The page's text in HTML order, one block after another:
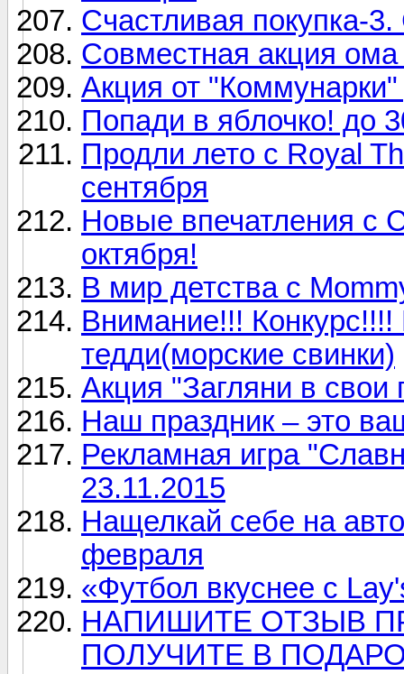
Счастливая покупка-
Совместная акция
Акция от "Коммунарки"
Попади в яблочко! до
Продли лето с Royal
сентября
Новые впечатления с
октября!
В мир детства с
Внимание!!!
тедди(морские свинки)
Акция "Загляни в свои
Наш праздник – это
Рекламная игра
23.11.2015
Нащелкай себе на
февраля
«Футбол вкуснее с
НАПИШИТЕ ОТЗЫВ
ПОЛУЧИТЕ В